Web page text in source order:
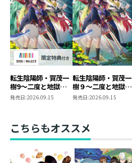
転生陰陽師・賀茂一
樹9～二度と地獄は
ご免なので、閻魔大
限定書き下ろしSS付
き】
発売日:2026.09.15
転生陰陽師・賀茂一
樹９～二度と地獄は
ご免なので、閻魔大
発売日:2026.09.15
こちらもオススメ